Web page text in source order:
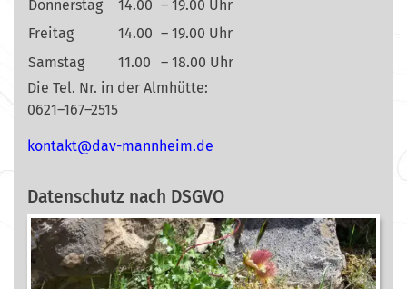
Donnerstag
14.00 – 19.00 Uhr
Freitag
14.00 – 19.00 Uhr
Samstag
11.00
– 18.00 Uhr
Die Tel. Nr. in der Almhütte:
0621–167–2515
ed.mi
ehnna
m-vad
@tkat
nok
Datenschutz nach DSGVO